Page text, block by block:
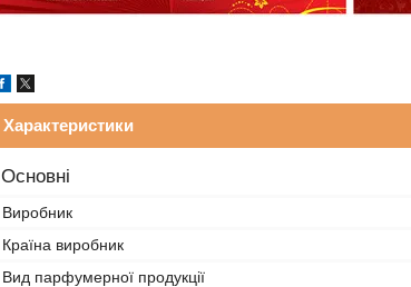
Характеристики
Основні
Виробник
Країна виробник
Вид парфумерної продукції